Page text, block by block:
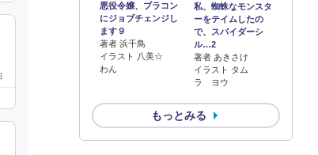
悪役令嬢、ブラコン
にジョブチェンジし
ます９
著者 浜千鳥
イラスト 八美☆
わん
私、蜘蛛なモンスタ
ーをテイムしたの
で、スパイダーシ
ル…2
著者 あきさけ
イラスト タム
ラ ヨウ
もっとみる